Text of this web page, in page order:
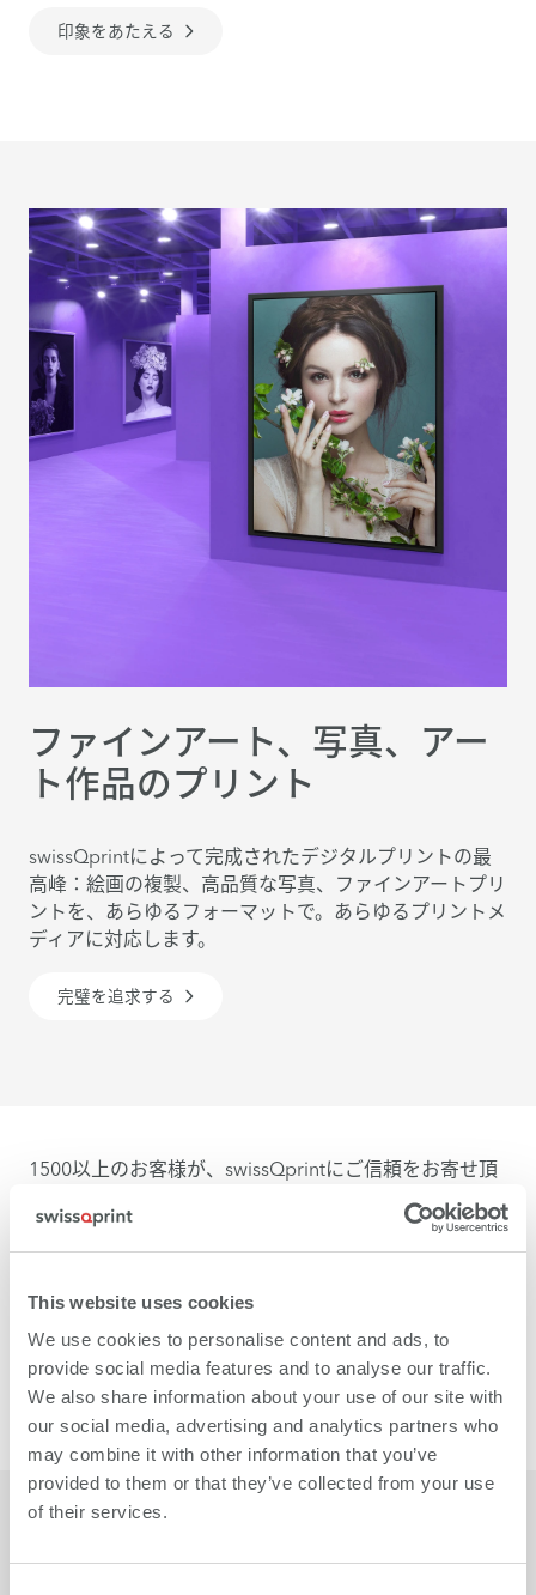
This website uses cookies
We use cookies to personalise content and ads, to
provide social media features and to analyse our traffic.
We also share information about your use of our site with
our social media, advertising and analytics partners who
may combine it with other information that you’ve
provided to them or that they’ve collected from your use
of their services.
印象をあたえる
ファインアート、写真、アー
ト作品のプリント
swissQprintによって完成されたデジタルプリントの最
高峰：絵画の複製、高品質な写真、ファインアートプリ
ントを、あらゆるフォーマットで。あらゆるプリントメ
ディアに対応します。
完璧を追求する
1500以上のお客様が、swissQprintにご信頼をお寄せ頂